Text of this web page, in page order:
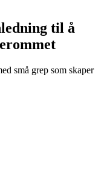
til å
små grep som skaper